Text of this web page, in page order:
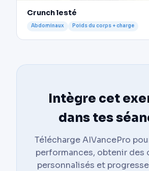
Crunch lesté
Abdominaux Poids du corps + charge
Intègre cet
dans tes
Télécharge AIVancePro
performances, obtenir des
personnalisés et